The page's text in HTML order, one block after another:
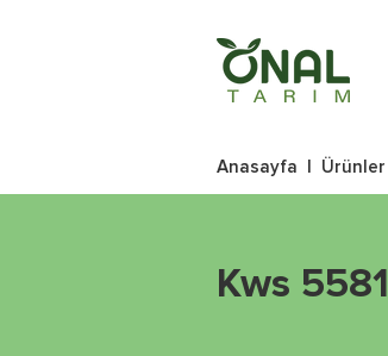
Anasayfa Ürünler
Kws 5581